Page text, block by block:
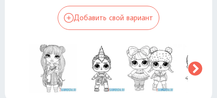
Добавить свой вариант